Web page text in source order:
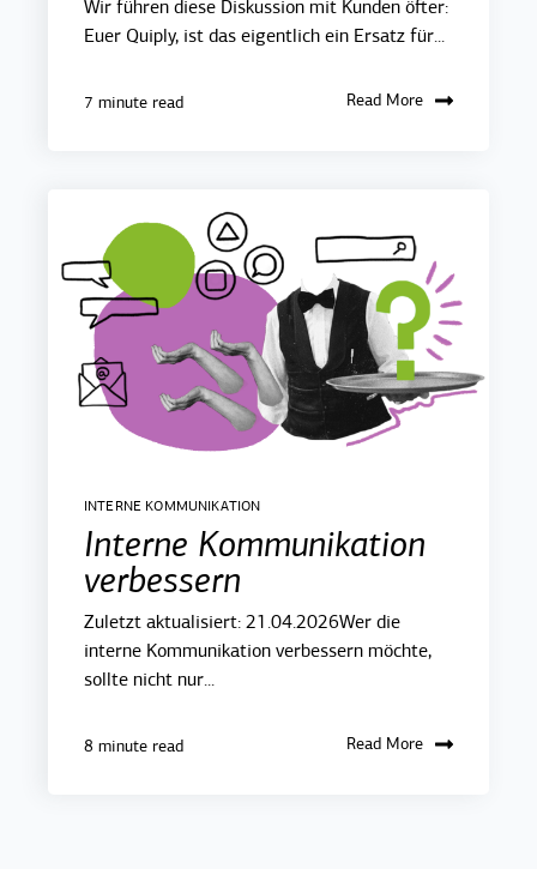
Wir führen diese Diskussion mit Kunden öfter:
Euer Quiply, ist das eigentlich ein Ersatz für...
7 minute read Read More
INTERNE KOMMUNIKATION
Interne Kommunikation
verbessern
Zuletzt aktualisiert: 21.04.2026Wer die
interne Kommunikation verbessern möchte,
sollte nicht nur...
8 minute read Read More